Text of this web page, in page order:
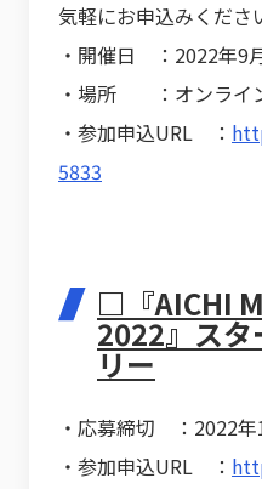
気軽にお申込みくださ
・開催日 ：2022年9
・場所 ：オンライ
・参加申込URL ：
5833
□『AICHI
2022』スタ
リー
・応募締切 ：2022
・参加申込URL ：